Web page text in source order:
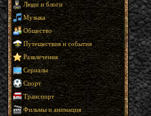
Люди и блоги
Музыка
Общество
Путешествия и события
Развлечения
Сериалы
Спорт
Транспорт
Фильмы и анимация